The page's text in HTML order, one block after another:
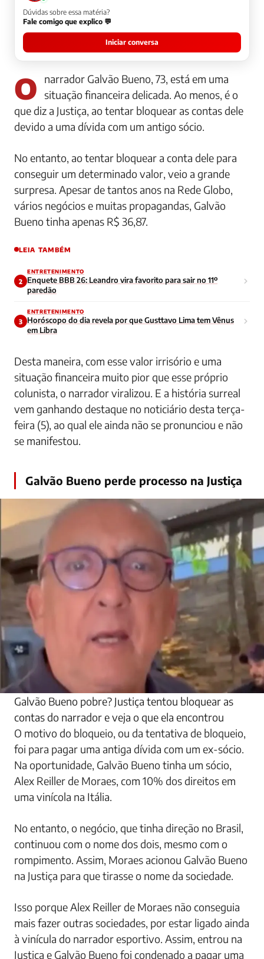
Dúvidas sobre essa matéria?
Fale comigo que explico 💬
Iniciar conversa
O narrador Galvão Bueno, 73, está em uma situação financeira delicada. Ao menos, é o
que diz a Justiça, ao tentar bloquear as contas dele
devido a uma dívida com um antigo sócio.
No entanto, ao tentar bloquear a conta dele para
conseguir um determinado valor, veio a grande
surpresa. Apesar de tantos anos na Rede Globo,
vários negócios e muitas propagandas, Galvão
Bueno tinha apenas R$ 36,87.
LEIA TAMBÉM
2
ENTRETENIMENTO
Enquete BBB 26: Leandro vira favorito para sair no 11º
paredão
3
ENTRETENIMENTO
Horóscopo do dia revela por que Gusttavo Lima tem Vênus
em Libra
Desta maneira, com esse valor irrisório e uma
situação financeira muito pior que esse próprio
colunista, o narrador viralizou. E a história surreal
vem ganhando destaque no noticiário desta terça-
feira (5), ao qual ele ainda não se pronunciou e não
se manifestou.
Galvão Bueno perde processo na Justiça
Galvão Bueno pobre? Justiça tentou bloquear as
contas do narrador e veja o que ela encontrou
O motivo do bloqueio, ou da tentativa de bloqueio,
foi para pagar uma antiga dívida com um ex-sócio.
Na oportunidade, Galvão Bueno tinha um sócio,
Alex Reiller de Moraes, com 10% dos direitos em
uma vinícola na Itália.
No entanto, o negócio, que tinha direção no Brasil,
continuou com o nome dos dois, mesmo com o
rompimento. Assim, Moraes acionou Galvão Bueno
na Justiça para que tirasse o nome da sociedade.
Isso porque Alex Reiller de Moraes não conseguia
mais fazer outras sociedades, por estar ligado ainda
à vinícula do narrador esportivo. Assim, entrou na
Justiça e Galvão Bueno foi condenado a pagar uma